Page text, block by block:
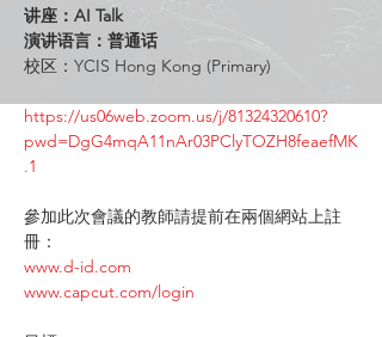
讲座：AI Talk
演讲语言：普通话
校区：YCIS Hong Kong (Primary)
https://us06web.zoom.us/j/81324320610?
pwd=DgG4mqA11nAr03PClyTOZH8feaefMK
.1
參加此次會議的教師請提前在兩個網站上註
冊：
www.d-id.com
www.capcut.com/login